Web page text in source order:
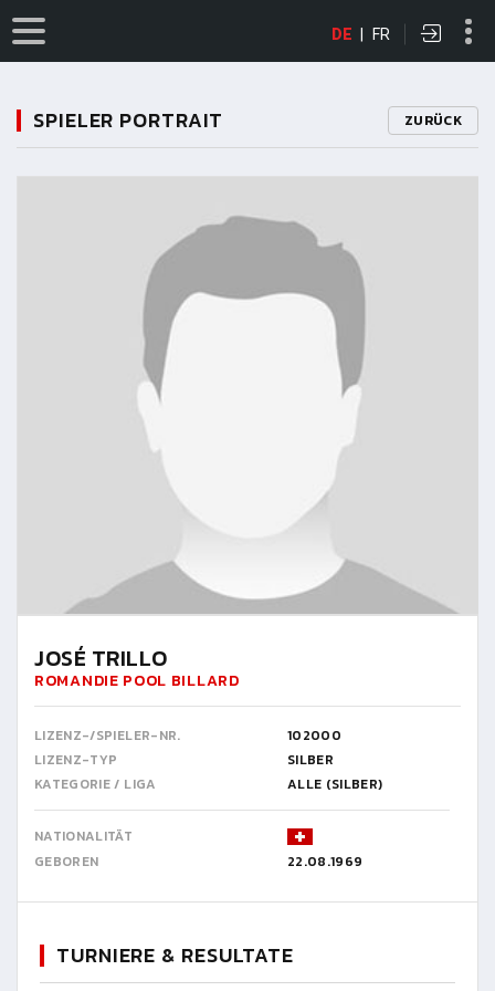
DE | FR
SPIELER PORTRAIT ZURÜCK
JOSÉ TRILLO
ROMANDIE POOL BILLARD
LIZENZ-/SPIELER-NR.
102000
LIZENZ-TYP
SILBER
KATEGORIE / LIGA
ALLE (SILBER)
NATIONALITÄT
GEBOREN
22.08.1969
TURNIERE & RESULTATE